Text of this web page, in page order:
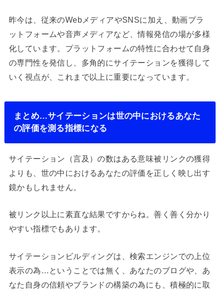
昨今は、従来のWebメディアやSNSに加え、動画プラ
ットフォームや音声メディアなど、情報発信の場が多様
化しています。プラットフォームの特性に合わせて自身
の専門性を発信し、多角的にサイテーションを獲得して
いく視点が、これまで以上に重要になっています。
まとめ…サイテーションは世の中におけるあなた
の評価を測る指標になる
サイテーション（言及）の数はある意味被リンクの獲得
よりも、世の中におけるあなたの評価を正しく映し出す
鏡かもしれません。
被リンク以上に素直な結果ですからね。善く善く分かり
やすい指標でもあります。
サイテーションビルディングは、検索エンジンでの上位
表示の為…ということでは無く、あなたのブログや、あ
なた自身の信頼やブランドの構築の為にも、積極的に取